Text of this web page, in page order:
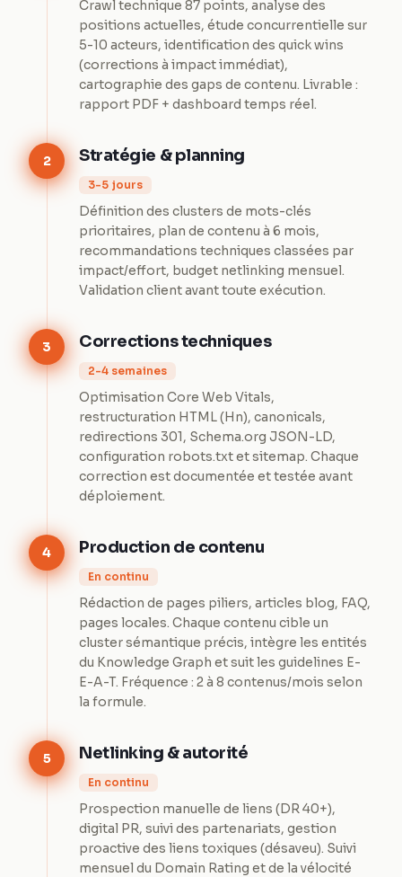
Crawl technique 87 points, analyse des
positions actuelles, étude concurrentielle sur
5-10 acteurs, identification des quick wins
(corrections à impact immédiat),
cartographie des gaps de contenu. Livrable :
rapport PDF + dashboard temps réel.
2 Stratégie & planning
3-5 jours
Définition des clusters de mots-clés
prioritaires, plan de contenu à 6 mois,
recommandations techniques classées par
impact/effort, budget netlinking mensuel.
Validation client avant toute exécution.
3 Corrections techniques
2-4 semaines
Optimisation Core Web Vitals,
restructuration HTML (Hn), canonicals,
redirections 301, Schema.org JSON-LD,
configuration robots.txt et sitemap. Chaque
correction est documentée et testée avant
déploiement.
4 Production de contenu
En continu
Rédaction de pages piliers, articles blog, FAQ,
pages locales. Chaque contenu cible un
cluster sémantique précis, intègre les entités
du Knowledge Graph et suit les guidelines E-
E-A-T. Fréquence : 2 à 8 contenus/mois selon
la formule.
5 Netlinking & autorité
En continu
Prospection manuelle de liens (DR 40+),
digital PR, suivi des partenariats, gestion
proactive des liens toxiques (désaveu). Suivi
mensuel du Domain Rating et de la vélocité